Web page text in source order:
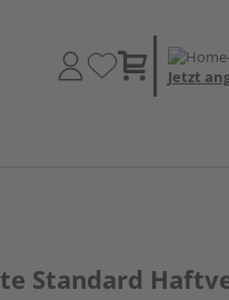
Jetzt
Standard